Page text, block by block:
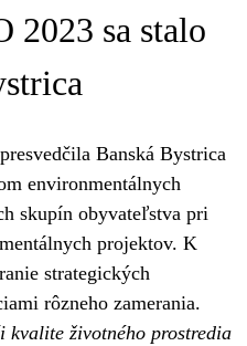
2023 sa stalo
Banská Bystrica
environmentálnych
skupín obyvateľstva pri
projektov. K
strategických
rôzneho zamerania.
kvalite životného prostredia